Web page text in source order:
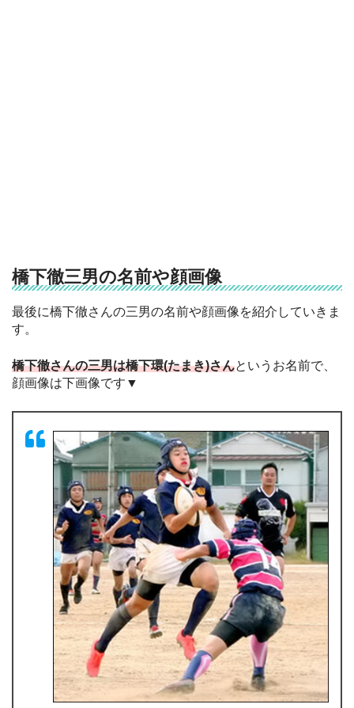
橋下徹三男の名前や顔画像
最後に橋下徹さんの三男の名前や顔画像を紹介していきま
す。
橋下徹さんの三男は橋下環(たまき)さんというお名前で、
顔画像は下画像です▼